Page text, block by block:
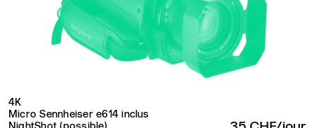
4K
Micro Sennheiser e614 inclus